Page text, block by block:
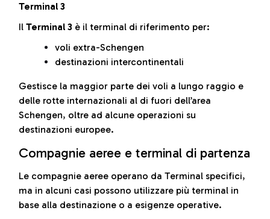
Terminal 3
Il Terminal 3 è il terminal di riferimento per:
voli extra-Schengen
destinazioni intercontinentali
Gestisce la maggior parte dei voli a lungo raggio e
delle rotte internazionali al di fuori dell’area
Schengen, oltre ad alcune operazioni su
destinazioni europee.
Compagnie aeree e terminal di partenza
Le compagnie aeree operano da Terminal specifici,
ma in alcuni casi possono utilizzare più terminal in
base alla destinazione o a esigenze operative.